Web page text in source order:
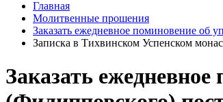
Главная
Молитвенные прошения
Заказать ежедневное поминовение об
Записка в Тихвинском Успенском
Заказать